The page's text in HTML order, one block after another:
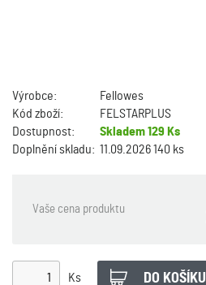
Výrobce:
Fellowes
Kód zboží:
FELSTARPLUS
Dostupnost:
Skladem129 Ks
Doplnění skladu: 11.09.2026 140 ks
Vaše cena produktu
Ks